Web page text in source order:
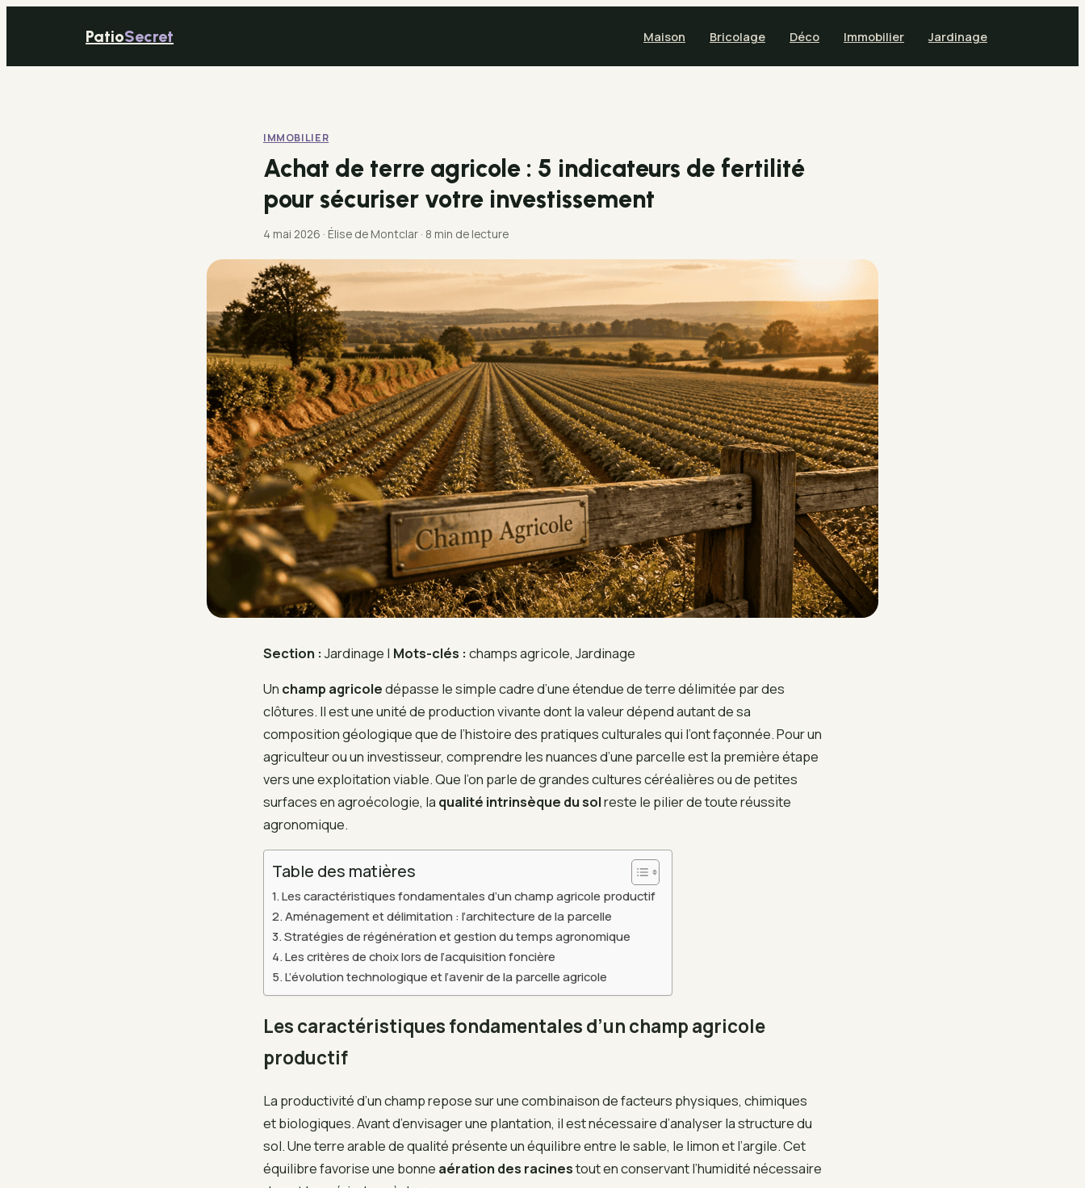
PatioSecret Maison Bricolage Déco Immobilier Jardinage
IMMOBILIER
Achat de terre agricole : 5 indicateurs de fertilité
pour sécuriser votre investissement
4 mai 2026 · Élise de Montclar · 8 min de lecture
Section : Jardinage | Mots-clés : champs agricole, Jardinage
Un champ agricoledépasse le simple cadre d’une étendue de terre délimitée par des
clôtures. Il est une unité de production vivante dont la valeur dépend autant de sa
composition géologique que de l’histoire des pratiques culturales qui l’ont façonnée. Pour un
agriculteur ou un investisseur, comprendre les nuances d’une parcelle est la première étape
vers une exploitation viable. Que l’on parle de grandes cultures céréalières ou de petites
surfaces en agroécologie, la qualité intrinsèque du solreste le pilier de toute réussite
agronomique.
Table des matières
Les caractéristiques fondamentales d’un champ agricole productif
Aménagement et délimitation : l’architecture de la parcelle
Stratégies de régénération et gestion du temps agronomique
Les critères de choix lors de l’acquisition foncière
L’évolution technologique et l’avenir de la parcelle agricole
Les caractéristiques fondamentales d’un champ agricole
productif
La productivité d’un champ repose sur une combinaison de facteurs physiques, chimiques
et biologiques. Avant d’envisager une plantation, il est nécessaire d’analyser la structure du
sol. Une terre arable de qualité présente un équilibre entre le sable, le limon et l’argile. Cet
équilibre favorise une bonne aération des racinestout en conservant l’humidité nécessaire